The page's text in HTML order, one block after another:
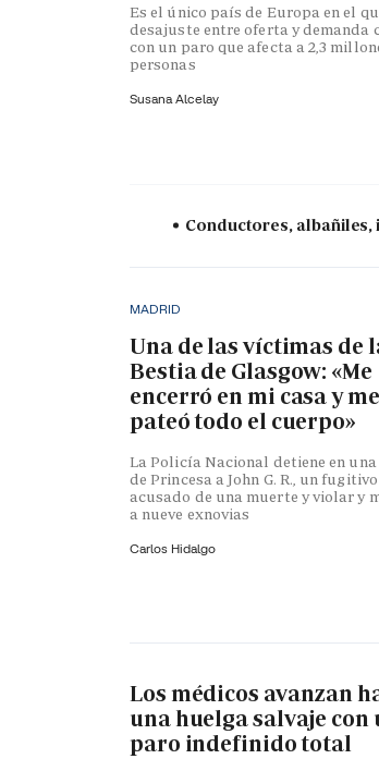
Es el único país de Europa en el
desajuste entre oferta y demanda
con un paro que afecta a 2,3
personas
Susana Alcelay
Conductores, albañiles,
MADRID
Una de las víctimas de
Bestia de Glasgow: «Me
encerró en mi casa y me
pateó todo el cuerpo»
La Policía Nacional detiene en
de Princesa a John G. R., un
acusado de una muerte y violar y
a nueve exnovias
Carlos Hidalgo
Los médicos avanzan
una huelga salvaje con
paro indefinido total